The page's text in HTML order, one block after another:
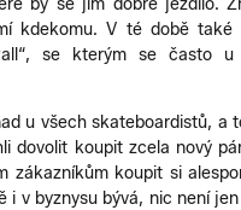
kdekomu. V té době také
se kterým se často u
u všech skateboardistů, a
dovolit koupit zcela nový
zákazníkům koupit si
i v byznysu bývá, nic není